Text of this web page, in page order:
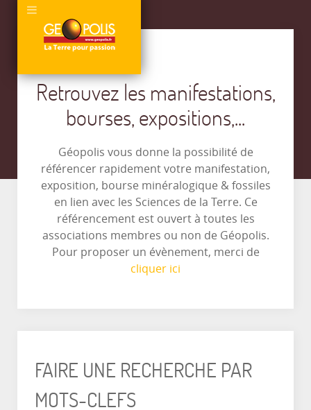
Retrouvez les manifestations,
bourses, expositions,...
Géopolis vous donne la possibilité de
référencer rapidement votre manifestation,
exposition, bourse minéralogique & fossiles
en lien avec les Sciences de la Terre. Ce
référencement est ouvert à toutes les
associations membres ou non de Géopolis.
Pour proposer un évènement, merci de
cliquer ici
FAIRE UNE RECHERCHE PAR
MOTS-CLEFS